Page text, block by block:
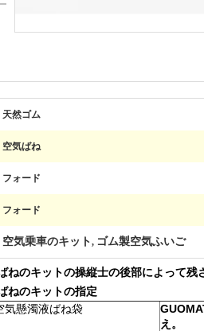
天然ゴム
空気ばね
フォード
フォード
空気乗車のキット, ゴム製空気ふいご
ねのキットの操縦士の後部によって
ねのキットの指定
気懸濁液ばね袋
え。